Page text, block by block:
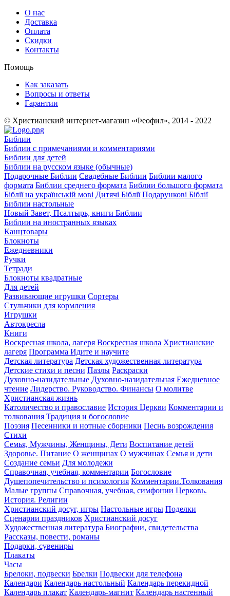
О нас
Доставка
Оплата
Скидки
Контакты
Помощь
Как заказать
Вопросы и ответы
Гарантии
© Христианский интернет-магазин «Феофил», 2014 - 2022
Библии
Библии с примечаниями и комментариями
Библии для детей
Библии на русском языке (обычные)
Подарочные Библии Свадебные Библии Библии малого
формата Библии среднего формата Библии большого формата
Біблії на українській мові Дитячі Біблії Подарункові Біблії
Библии настольные
Новый Завет, Псалтырь, книги Библии
Библии на иностранных языках
Канцтовары
Блокноты
Ежедневники
Ручки
Тетради
Блокноты квадратные
Для детей
Развивающие игрушки Сортеры
Стульчики для кормления
Игрушки
Автокресла
Книги
Воскресная школа, лагеря Воскресная школа Христианские
лагеря Программа Идите и научите
Детская литература Детская художественная литература
Детские стихи и песни Пазлы Раскраски
Духовно-назидательные Духовно-назидательная Ежедневное
чтение Лидерство. Руководство. Финансы О молитве
Христианская жизнь
Католичество и православие История Церкви Комментарии и
толкования Традиция и богословие
Поэзия Песенники и нотные сборники Песнь возрождения
Стихи
Семья, Мужчины, Женщины, Дети Воспитание детей
Здоровье. Питание О женщинах О мужчинах Семья и дети
Создание семьи Для молодежи
Справочная, учебная, комментарии Богословие
Душепопечительство и психология Комментарии.Толкования
Малые группы Справочная, учебная, симфонии Церковь.
История. Религии
Христианский досуг, игры Настольные игры Поделки
Сценарии праздников Христианский досуг
Художественная литература Биографии, свидетельства
Рассказы, повести, романы
Подарки, сувениры
Плакаты
Часы
Брелоки, подвески Брелки Подвески для телефона
Календари Календарь настольный Календарь перекидной
Календарь плакат Календарь-магнит Календарь настенный